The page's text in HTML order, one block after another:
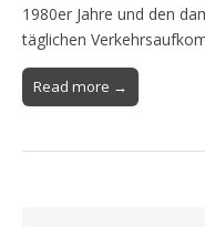
1980er Jahre und den
täglichen
Read more →